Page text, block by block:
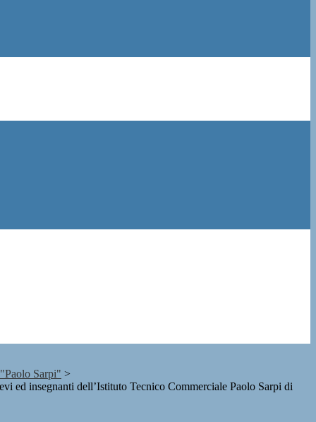
Sarpi" >
ed insegnanti dell’Istituto Tecnico Commerciale Paolo Sarpi di